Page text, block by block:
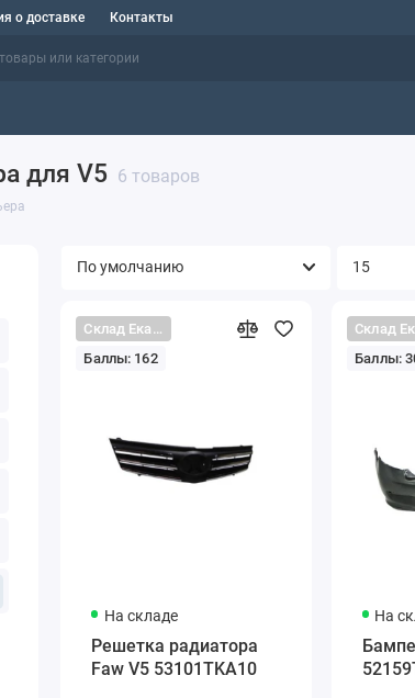
о доставке Контакты
для V5 6 товаров
Склад Екатеринбург
Баллы: 162
На складе
Решетка радиатора
Faw V5 53101TKA10
Баллы:
На